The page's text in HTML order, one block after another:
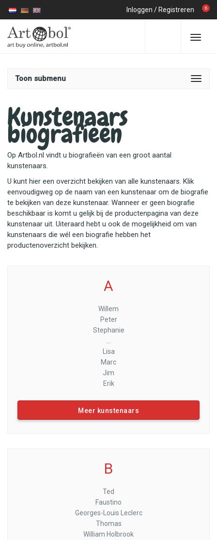
Inloggen / Registreren 6
Toon submenu
Kunstenaars
biografieën
Op Artbol.nl vindt u biografieën van een groot aantal
kunstenaars.
U kunt hier een overzicht bekijken van alle kunstenaars. Klik
eenvoudigweg op de naam van een kunstenaar om de biografie
te bekijken van deze kunstenaar. Wanneer er geen biografie
beschikbaar is komt u gelijk bij de productenpagina van deze
kunstenaar uit. Uiteraard hebt u ook de mogelijkheid om van
kunstenaars die wél een biografie hebben het
productenoverzicht bekijken.
A
Willem
Peter
Stephanie
Lisa
Marc
Jim
Erik
Meer kunstenaars
B
Ted
Faustino
Georges-Louis Leclerc
Thomas
William Holbrook